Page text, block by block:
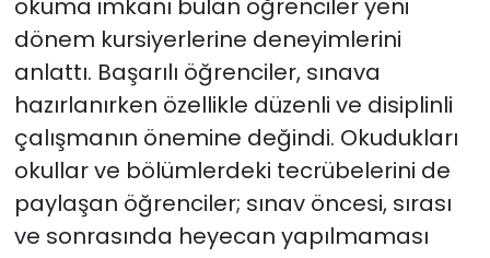
okuma imkanı bulan öğrenciler yeni
dönem kursiyerlerine deneyimlerini
anlattı. Başarılı öğrenciler, sınava
hazırlanırken özellikle düzenli ve disiplinli
çalışmanın önemine değindi. Okudukları
okullar ve bölümlerdeki tecrübelerini de
paylaşan öğrenciler; sınav öncesi, sırası
ve sonrasında heyecan yapılmaması